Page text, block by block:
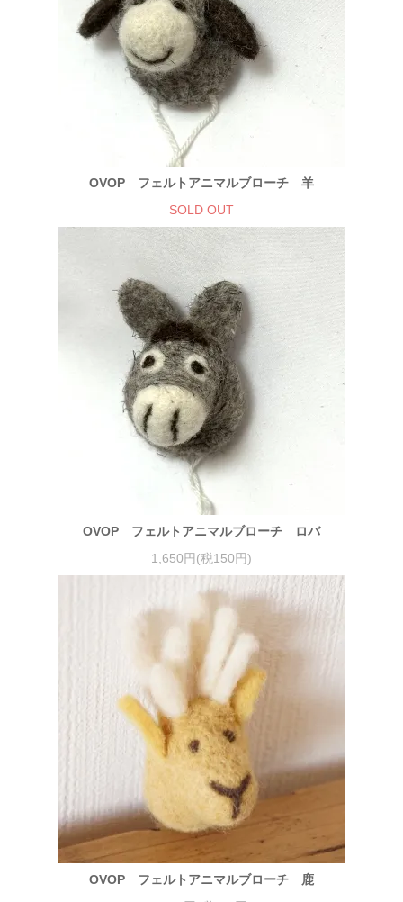
OVOP フェルトアニマルブローチ 羊
SOLD OUT
OVOP フェルトアニマルブローチ ロバ
1,650円(税150円)
OVOP フェルトアニマルブローチ 鹿